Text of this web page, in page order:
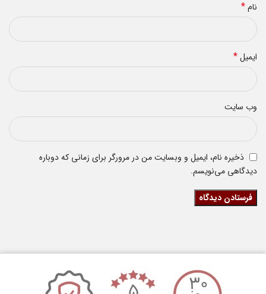
نام*
ایمیل*
وب‌ سایت
ذخیره نام، ایمیل و وبسایت من در مرورگر برای زمانی که دوباره
دیدگاهی می‌نویسم.